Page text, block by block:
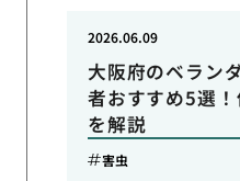
大阪府のベラン
者おすすめ5選
を解説
2026.06.09
害虫